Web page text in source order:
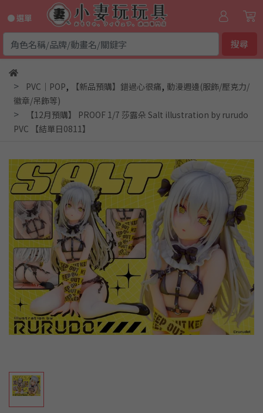
● 選單
搜尋
PVC｜POP, 【新品預購】錯過心很痛, 動漫週邊(服飾/壓克力/
徽章/吊飾等)
【12月預購】 PROOF 1/7 莎露朵 Salt illustration by rurudo
PVC 【結單日0811】